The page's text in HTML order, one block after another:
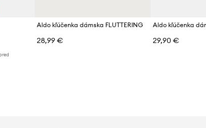
Aldo kľúčenka dámska FLUTTERING
28,99 €
Aldo kľúčenka
29,90 €